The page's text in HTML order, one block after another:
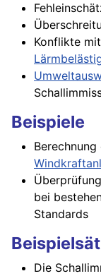
Konflikte
Beispiele
bei
Standards
Die